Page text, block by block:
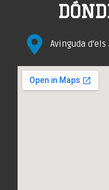
Avinguda d'els